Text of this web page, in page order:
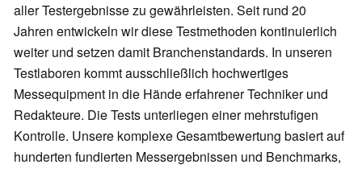
aller Testergebnisse zu gewährleisten. Seit rund 20
Jahren entwickeln wir diese Testmethoden kontinuierlich
weiter und setzen damit Branchenstandards. In unseren
Testlaboren kommt ausschließlich hochwertiges
Messequipment in die Hände erfahrener Techniker und
Redakteure. Die Tests unterliegen einer mehrstufigen
Kontrolle. Unsere komplexe Gesamtbewertung basiert auf
hunderten fundierten Messergebnissen und Benchmarks,